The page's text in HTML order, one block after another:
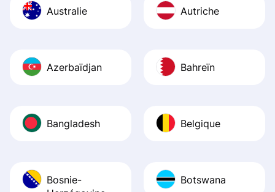
Australie Autriche
Azerbaïdjan Bahreïn
Bangladesh Belgique
Bosnie-
Botswana